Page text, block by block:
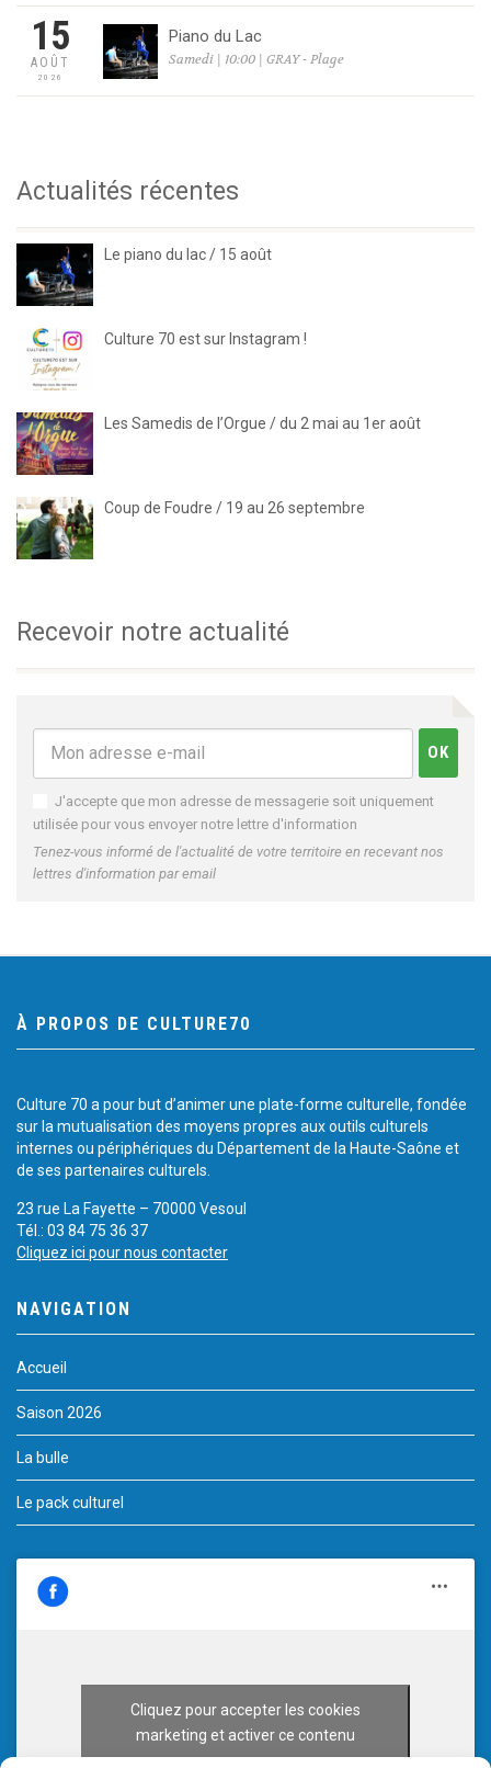
15
AOÛT
2026
Piano du Lac
Samedi | 10:00 | GRAY - Plage
Actualités récentes
Le piano du lac / 15 août
Culture 70 est sur Instagram !
Les Samedis de l’Orgue / du 2 mai au 1er août
Coup de Foudre / 19 au 26 septembre
Recevoir notre actualité
J'accepte que mon adresse de messagerie soit uniquement
utilisée pour vous envoyer notre lettre d'information
Tenez-vous informé de l'actualité de votre territoire en recevant nos
lettres d'information par email
À PROPOS DE CULTURE70
Culture 70 a pour but d’animer une plate-forme culturelle, fondée
sur la mutualisation des moyens propres aux outils culturels
internes ou périphériques du Département de la Haute-Saône et
de ses partenaires culturels.
23 rue La Fayette – 70000 Vesoul
Tél.: 03 84 75 36 37
Cliquez ici pour nous contacter
NAVIGATION
Accueil
Saison 2026
La bulle
Le pack culturel
Cliquez pour accepter les cookies
marketing et activer ce contenu